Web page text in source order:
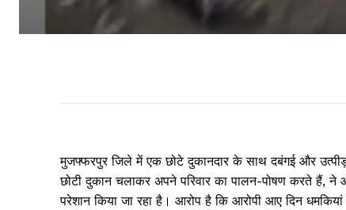
मुजफ्फरपुर जिले में एक छोटे दुकानदार के साथ दबंगई और
छोटी दुकान चलाकर अपने परिवार का पालन-पोषण करते हैं, ने
परेशान किया जा रहा है। आरोप है कि आरोपी आए दिन